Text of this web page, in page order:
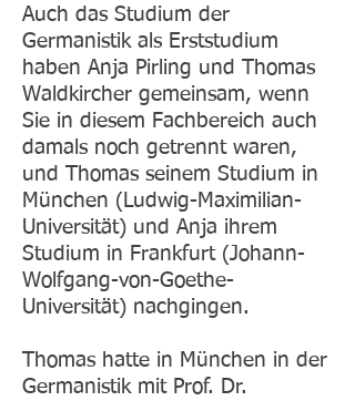
Auch das Studium der
Germanistik als Erststudium
haben Anja Pirling und Thomas
Waldkircher gemeinsam, wenn
Sie in diesem Fachbereich auch
damals noch getrennt waren,
und Thomas seinem Studium in
München (Ludwig-Maximilian-
Universität) und Anja ihrem
Studium in Frankfurt (Johann-
Wolfgang-von-Goethe-
Universität) nachgingen.
Thomas hatte in München in der
Germanistik mit Prof. Dr.